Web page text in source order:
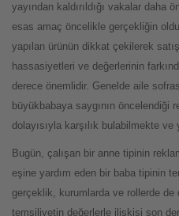
yayından kaldırıldığı vakalar daha
esas amaç öncelikle gerçekliğin
yapılan ürünün dikkat çekilerek
hassasiyetleri ve değerlerinin
derece önemlidir. Genelde aile
büyükbabaya saygının öncelendiği
dolayısıyla karşılık bulabilmekte
Bugün, çalışan bir anne tipinin
eşine yardım eden bir baba tipinin
gerçeklik, kurumlarda ve rollerde de
temsiliyetin değerlerle ilişkisi son